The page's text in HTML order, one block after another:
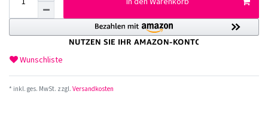
Wunschliste
* inkl. ges. MwSt. zzgl. Versandkosten